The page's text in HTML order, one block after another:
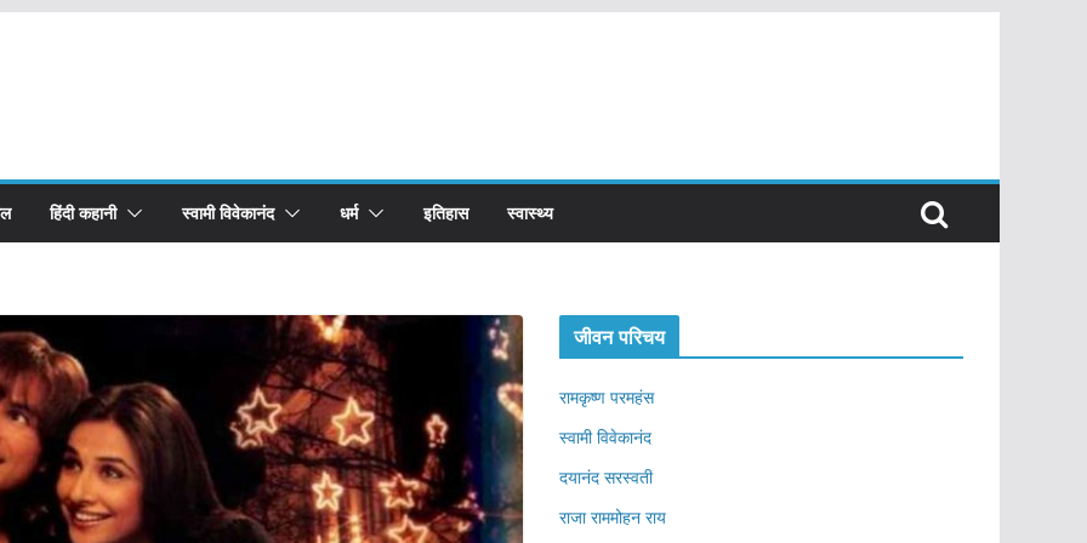
हिंदी कहानी स्वामी विवेकानंद धर्म इतिहास स्वास्थ्य
जीवन परिचय
रामकृष्ण परमहंस
स्वामी विवेकानंद
दयानंद सरस्वती
राजा राममोहन राय